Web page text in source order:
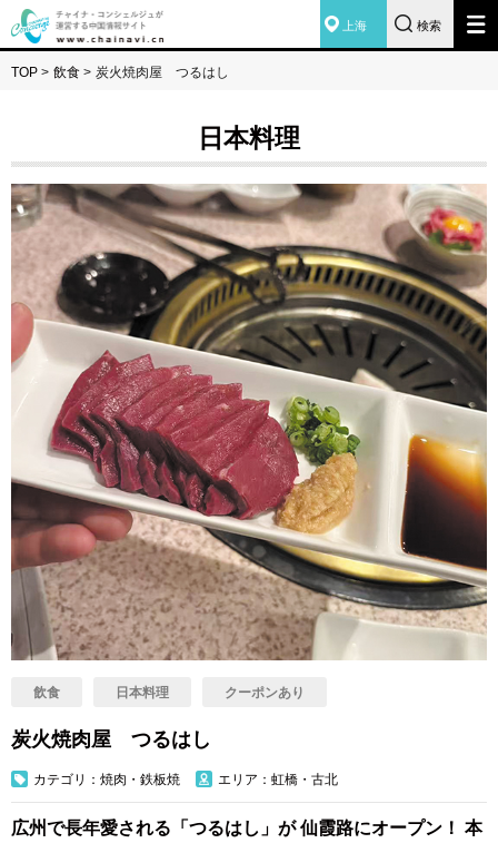
上海 検索
TOP > 飲食 > 炭火焼肉屋 つるはし
日本料理
飲食 日本料理 クーポンあり
炭火焼肉屋 つるはし
カテゴリ：焼肉・鉄板焼 エリア：虹橋・古北
広州で長年愛される「つるはし」が 仙霞路にオープン！ 本